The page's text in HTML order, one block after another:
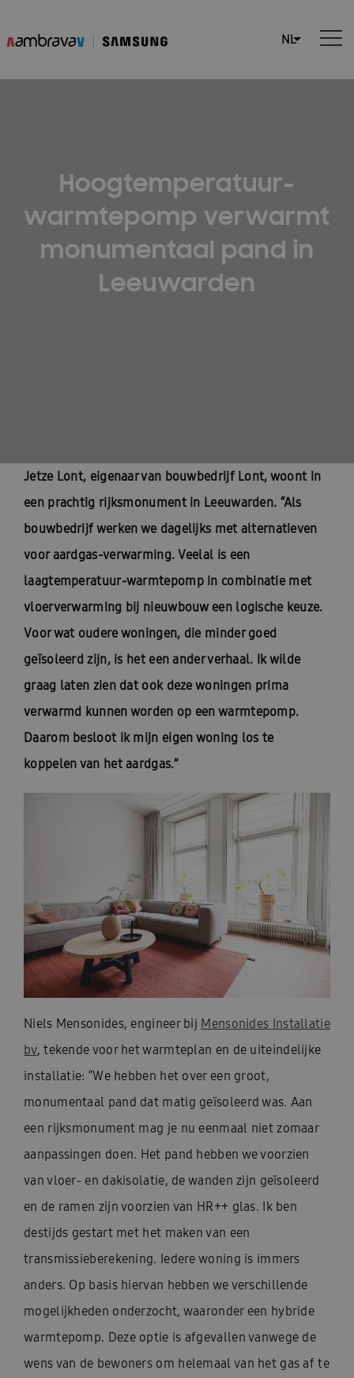
Hoogtemperatuur-
warmtepomp verwarmt
monumentaal pand in
Leeuwarden
Jetze Lont, eigenaar van bouwbedrijf Lont, woont in
een prachtig rijksmonument in Leeuwarden. “Als
bouwbedrijf werken we dagelijks met alternatieven
voor aardgas-verwarming. Veelal is een
laagtemperatuur-warmtepomp in combinatie met
vloerverwarming bij nieuwbouw een logische keuze.
Voor wat oudere woningen, die minder goed
geïsoleerd zijn, is het een ander verhaal. Ik wilde
graag laten zien dat ook deze woningen prima
verwarmd kunnen worden op een warmtepomp.
Daarom besloot ik mijn eigen woning los te
koppelen van het aardgas.”
Niels Mensonides, engineer bij Mensonides Installatie
bv, tekende voor het warmteplan en de uiteindelijke
installatie: “We hebben het over een groot,
monumentaal pand dat matig geïsoleerd was. Aan
een rijksmonument mag je nu eenmaal niet zomaar
aanpassingen doen. Het pand hebben we voorzien
van vloer- en dakisolatie, de wanden zijn geïsoleerd
en de ramen zijn voorzien van HR++ glas. Ik ben
destijds gestart met het maken van een
transmissieberekening. Iedere woning is immers
anders. Op basis hiervan hebben we verschillende
mogelijkheden onderzocht, waaronder een hybride
warmtepomp. Deze optie is afgevallen vanwege de
wens van de bewoners om helemaal van het gas af te